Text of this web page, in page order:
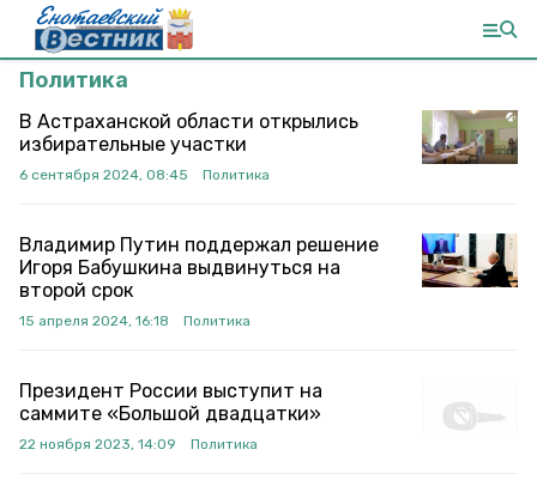
Политика
В Астраханской области открылись
избирательные участки
6 сентября 2024, 08:45 Политика
Владимир Путин поддержал решение
Игоря Бабушкина выдвинуться на
второй срок
15 апреля 2024, 16:18 Политика
Президент России выступит на
саммите «Большой двадцатки»
22 ноября 2023, 14:09 Политика